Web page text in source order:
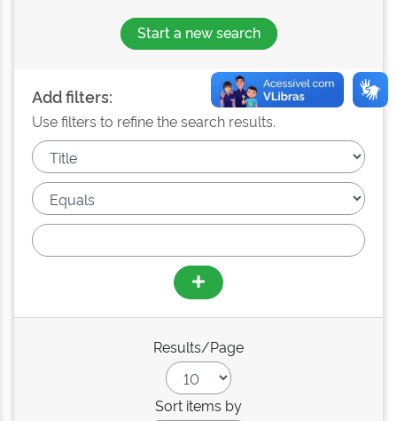
Start a new search
Add filters:
Use filters to refine the search results.
Results/Page
Sort items by